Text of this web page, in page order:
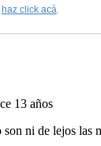
haz click acá.